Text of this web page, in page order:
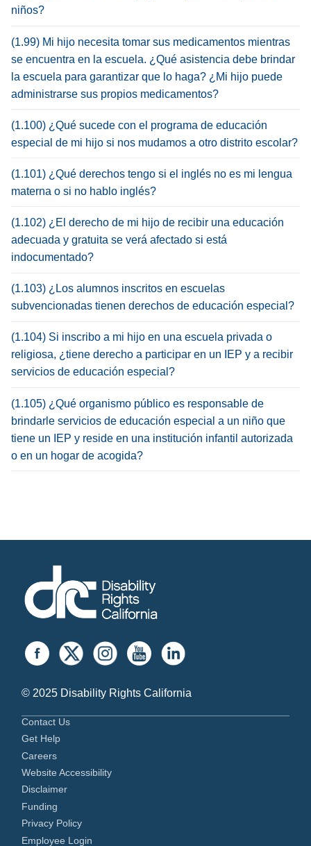
niños?
(1.99) Mi hijo necesita tomar sus medicamentos mientras
se encuentra en la escuela. ¿Qué asistencia debe brindar
la escuela para garantizar que lo haga? ¿Mi hijo puede
administrarse sus propios medicamentos?
(1.100) ¿Qué sucede con el programa de educación
especial de mi hijo si nos mudamos a otro distrito escolar?
(1.101) ¿Qué derechos tengo si el inglés no es mi lengua
materna o si no hablo inglés?
(1.102) ¿El derecho de mi hijo de recibir una educación
adecuada y gratuita se verá afectado si está
indocumentado?
(1.103) ¿Los alumnos inscritos en escuelas
subvencionadas tienen derechos de educación especial?
(1.104) Si inscribo a mi hijo en una escuela privada o
religiosa, ¿tiene derecho a participar en un IEP y a recibir
servicios de educación especial?
(1.105) ¿Qué organismo público es responsable de
brindarle servicios de educación especial a un niño que
tiene un IEP y reside en una institución infantil autorizada
o en un hogar de acogida?
© 2025 Disability Rights California
Contact Us
Get Help
Careers
Website Accessibility
Disclaimer
Funding
Privacy Policy
Employee Login